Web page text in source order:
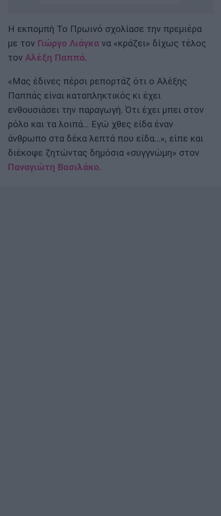
Η εκπομπή Το Πρωινό σχολίασε την πρεμιέρα
με τον Γιώργο Λιάγκα να «κράζει» δίχως τέλος
τον Αλέξη Παππά.
«Μας έδινες πέρσι ρεπορτάζ ότι ο Αλέξης
Παππάς είναι καταπληκτικός κι έχει
ενθουσιάσει την παραγωγή. Ότι έχει μπει στον
ρόλο και τα λοιπά… Εγώ χθες είδα έναν
άνθρωπο στα δέκα λεπτά που είδα…», είπε και
διέκοψε ζητώντας δημόσια «συγγνώμη» στον
Παναγιώτη Βασιλάκο.